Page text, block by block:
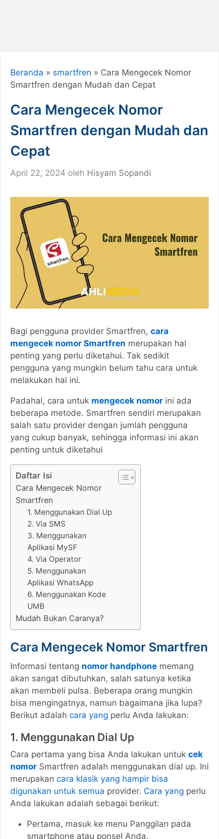
Beranda » smartfren » Cara Mengecek Nomor
Smartfren dengan Mudah dan Cepat
Cara Mengecek Nomor
Smartfren dengan Mudah dan
Cepat
April 22, 2024 oleh Hisyam Sopandi
Bagi pengguna provider Smartfren, cara
mengecek nomor Smartfren merupakan hal
penting yang perlu diketahui. Tak sedikit
pengguna yang mungkin belum tahu cara untuk
melakukan hal ini.
Padahal, cara untuk mengecek nomor ini ada
beberapa metode. Smartfren sendiri merupakan
salah satu provider dengan jumlah pengguna
yang cukup banyak, sehingga informasi ini akan
penting untuk diketahui
Daftar Isi
Cara Mengecek Nomor
Smartfren
1. Menggunakan Dial Up
2. Via SMS
3. Menggunakan
Aplikasi MySF
4. Via Operator
5. Menggunakan
Aplikasi WhatsApp
6. Menggunakan Kode
UMB
Mudah Bukan Caranya?
Cara Mengecek Nomor Smartfren
Informasi tentang nomor handphone memang
akan sangat dibutuhkan, salah satunya ketika
akan membeli pulsa. Beberapa orang mungkin
bisa mengingatnya, namun bagaimana jika lupa?
Berikut adalah cara yang perlu Anda lakukan:
1. Menggunakan Dial Up
Cara pertama yang bisa Anda lakukan untuk cek
nomor Smartfren adalah menggunakan dial up. Ini
merupakan cara klasik yang hampir bisa
digunakan untuk semua provider. Cara yang perlu
Anda lakukan adalah sebagai berikut:
Pertama, masuk ke menu Panggilan pada
smartphone atau ponsel Anda.